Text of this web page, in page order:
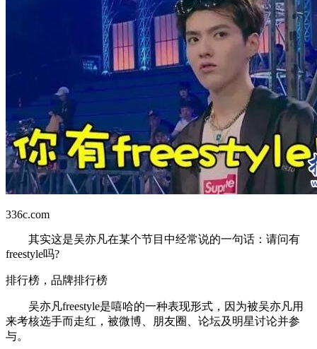
336c.com
其实这是吴亦凡在某个节目中经常说的一句话：请问有
freestyle吗?
排行榜，品牌排行榜
吴亦凡freestyle是嘻哈的一种表现形式，因为被吴亦凡用
来考核选手而走红，被微博、朋友圈、论坛及明星讨论并参
与。